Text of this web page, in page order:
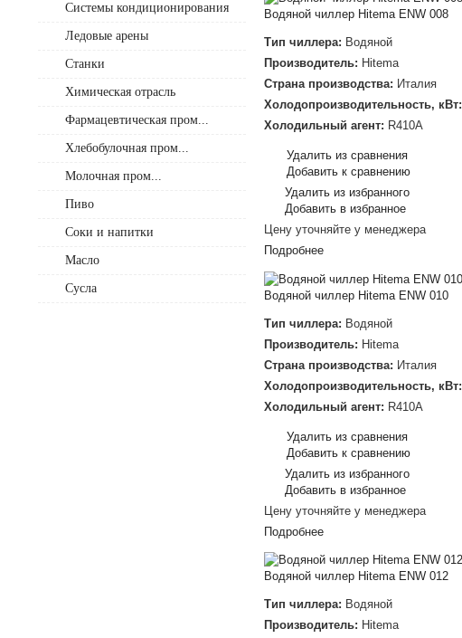
Системы кондиционирования
Ледовые арены
Станки
Химическая отрасль
Фармацевтическая пром...
Хлебобулочная пром...
Молочная пром...
Пиво
Соки и напитки
Масло
Сусла
Водяной чиллер Hitema ENW 008
Тип чиллера: Водяной
Производитель: Hitema
Страна производства: Италия
Холодопроизводительность, кВт:
Холодильный агент: R410A
Удалить из сравнения
Добавить к сравнению
Удалить из избранного
Добавить в избранное
Цену уточняйте у менеджера
Подробнее
Водяной чиллер Hitema ENW 010
Тип чиллера: Водяной
Производитель: Hitema
Страна производства: Италия
Холодопроизводительность, кВт:
Холодильный агент: R410A
Удалить из сравнения
Добавить к сравнению
Удалить из избранного
Добавить в избранное
Цену уточняйте у менеджера
Подробнее
Водяной чиллер Hitema ENW 012
Тип чиллера: Водяной
Производитель: Hitema